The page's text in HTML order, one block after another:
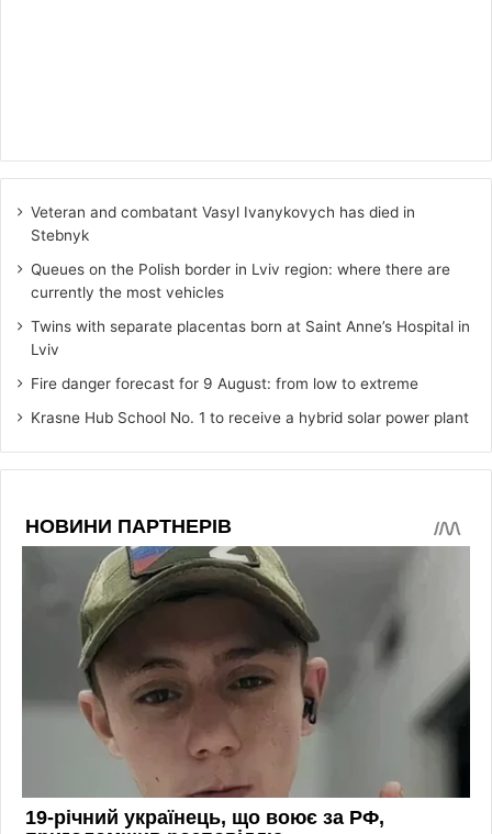
Veteran and combatant Vasyl Ivanykovych has died in
Stebnyk
Queues on the Polish border in Lviv region: where there are
currently the most vehicles
Twins with separate placentas born at Saint Anne’s Hospital in
Lviv
Fire danger forecast for 9 August: from low to extreme
Krasne Hub School No. 1 to receive a hybrid solar power plant